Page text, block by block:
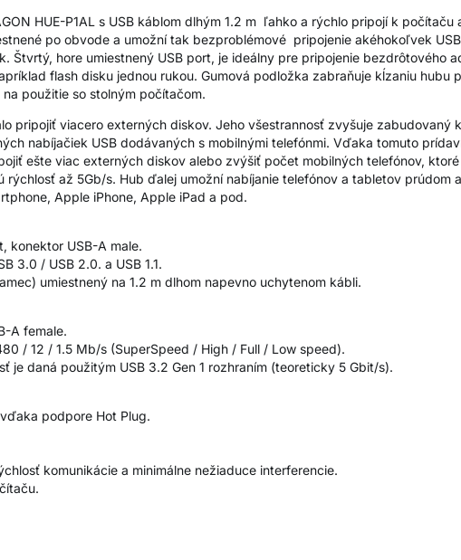
HUE-P1AL s USB káblom dlhým 1.2 m ľahko a rýchlo pripojí k počítaču
po obvode a umožní tak bezproblémové pripojenie akéhokoľvek
Štvrtý, hore umiestnený USB port, je ideálny pre pripojenie bezdrôtového
flash disku jednou rukou. Gumová podložka zabraňuje kĺzaniu hubu
použitie so stolným počítačom.
pripojiť viacero externých diskov. Jeho všestrannosť zvyšuje zabudovaný
nabíjačiek USB dodávaných s mobilnými telefónmi. Vďaka tomuto
ešte viac externých diskov alebo zvýšiť počet mobilných telefónov,
rýchlosť až 5Gb/s. Hub ďalej umožní nabíjanie telefónov a tabletov prúdom
Apple iPhone, Apple iPad a pod.
konektor USB-A male.
3.0 / USB 2.0. a USB 1.1.
umiestnený na 1.2 m dlhom napevno uchytenom kábli.
A female.
/ 12 / 1.5 Mb/s (SuperSpeed / High / Full / Low speed).
je daná použitým USB 3.2 Gen 1 rozhraním (teoreticky 5 Gbit/s).
podpore Hot Plug.
komunikácie a minimálne nežiaduce interferencie.